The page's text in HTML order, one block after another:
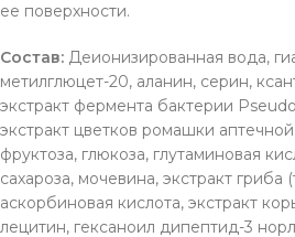
ее поверхности.
Состав: Деионизированная вода,
метилглюцет-20, аланин, серин,
экстракт фермента бактерии
экстракт цветков ромашки
фруктоза, глюкоза, глутаминовая
сахароза, мочевина, экстракт гриба
аскорбиновая кислота, экстракт
лецитин, гексаноил дипептид-3